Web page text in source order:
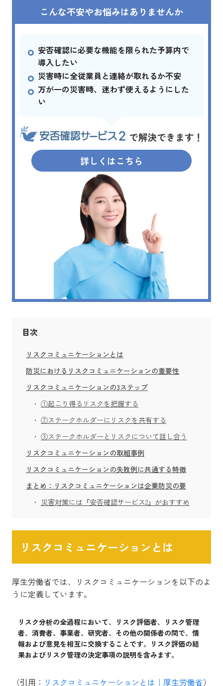
こんな不安やお悩みはありませんか
安否確認に必要な機能を限られた予算内で
導入したい
災害時に全従業員と連絡が取れるか不安
万が一の災害時、迷わず使えるようにした
い
詳しくはこちら
目次
リスクコミュニケーションとは
防災におけるリスクコミュニケーションの重要性
リスクコミュニケーションの3ステップ
①起こり得るリスクを把握する
②ステークホルダーにリスクを共有する
③ステークホルダーとリスクについて話し合う
リスクコミュニケーションの取組事例
リスクコミュニケーションの失敗例に共通する特徴
まとめ：リスクコミュニケーションは企業防災の要
災害対策には『安否確認サービス2』がおすすめ
リスクコミュニケーションとは
厚生労働省では、リスクコミュニケーションを以下のよ
うに定義しています。
リスク分析の全過程において、リスク評価者、リスク管理
者、消費者、事業者、研究者、その他の関係者の間で、情
報および意見を相互に交換することです。リスク評価の結
果およびリスク管理の決定事項の説明を含みます。
（引用： リスクコミュニケーションとは｜厚生労働省）